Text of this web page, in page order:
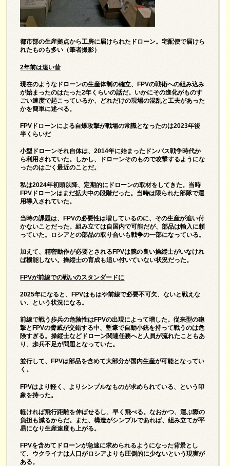
都市部の生産拠点から工房に届けられたドローン。宅配便で届けら
れたものも多い（筆者撮影）
2年前は遠い昔
現在のようなドローンの生産体制の確立、FPVの戦術への組み込み
が始まったのはたった2年くらいの話だ。いかにその進化がものす
ごい速度で起こっているか、どれだけの現場の混乱と工夫があった
かを簡単に述べる。
FPVドローンによる自爆攻撃が戦場の常識となったのは2023年後
半くらいだ
小型ドローンそれ自体は、2014年に始まったドンバス戦争時代か
ら利用されていた。しかし、ドローンそのもので攻撃するようにな
ったのはごく最近のことだ。
私は2024年初頭以降、定期的にドローンの取材をしてきた。当時
FPVドローンはまだ拡大中の段階だった。当時は限られた部隊で運
用導入されていた。
当時の課題は、FPVの必要性は増しているのに、その生産が追い付
かないことだった。組み立ては自国内で可能だが、部品は輸入に頼
っていた。ロシアとの部品の取り合いも戦争の一部になっている。
加えて、精密動作が必要とされるFPVは腕の良い操縦士がいなけれ
ば機能しない。操縦士の育成も追い付いていない状況だった。
FPVが前線での戦いのスタンダードに
2025年になると、FPVはもはや前線で必要不可欠、ないと戦えな
い、という状況になる。
前線で戦う歩兵の危険性はFPVの出現によって増した。従来型の砲
撃とFPVの脅威が交錯する中、塹壕で自動小銃を持って戦うのは危
険すぎる。操縦士などドローン関連任務へと人員が流れたこともあ
り、歩兵不足が問題となっていた。
並行して、FPVは部品を含めて大部分が国内生産が可能となってい
く。
FPVはより軽く、よりシンプルなものが求められている、という印
象を持った。
軽ければ飛行距離を伸ばせるし、早く飛べる。なおかつ、運ぶ際の
負担も減るからだ。また、構造がシンプルであれば、組み立てが平
易になり生産速度も上がる。
FPVを含めてドローンが急速に求められるようになった背景とし
て、ウクライナは人口がロシアよりも圧倒的に少ないという現実が
ある。